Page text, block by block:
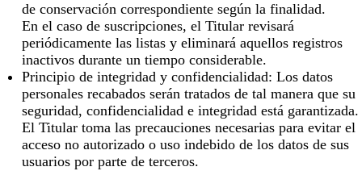
de conservación correspondiente según la finalidad.
En el caso de suscripciones, el Titular revisará
periódicamente las listas y eliminará aquellos registros
inactivos durante un tiempo considerable.
Principio de integridad y confidencialidad: Los datos
personales recabados serán tratados de tal manera que su
seguridad, confidencialidad e integridad está garantizada.
El Titular toma las precauciones necesarias para evitar el
acceso no autorizado o uso indebido de los datos de sus
usuarios por parte de terceros.